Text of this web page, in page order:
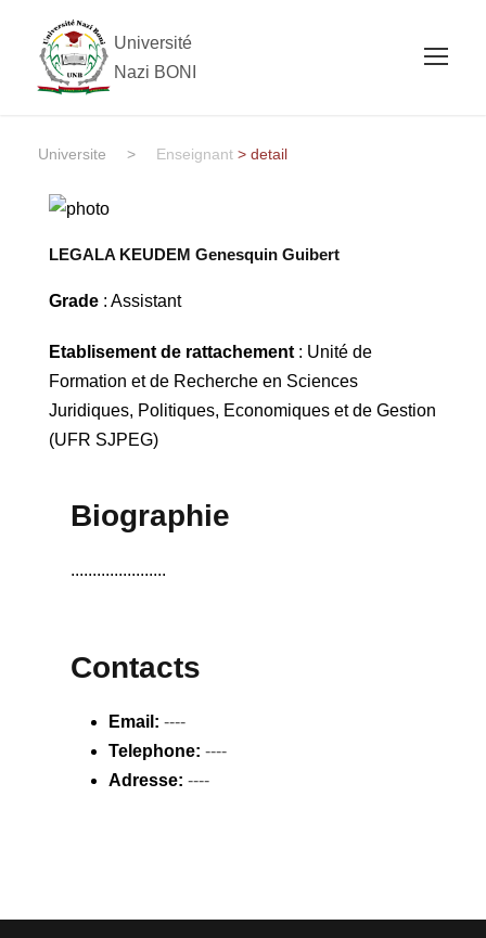
Université
Nazi BONI
Universite > Enseignant > detail
LEGALA KEUDEM Genesquin Guibert
Grade: Assistant
Etablisement de rattachement: Unité de
Formation et de Recherche en Sciences
Juridiques, Politiques, Economiques et de Gestion
(UFR SJPEG)
Biographie
......................
Contacts
Email: ----
Telephone: ----
Adresse: ----